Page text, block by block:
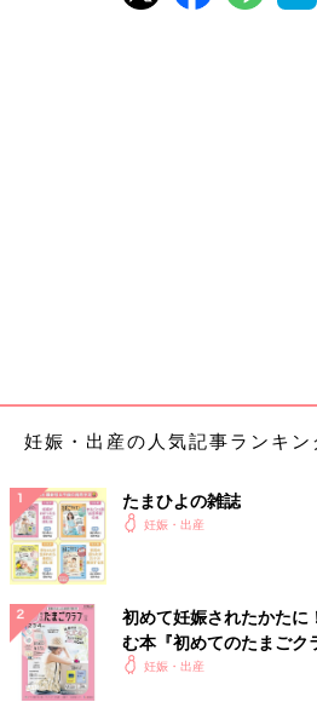
妊娠初期の超音波検査でわか
奇形、卵巣の腫れやトラブルなどがな
赤ちゃんの心拍
妊娠6～7週以降に、赤ちゃんの心拍を
点滅して見える赤ちゃんの心拍動は
だいにしっかり早くなっていきます。
確認できると妊娠経過は順調で、流産
せんが低くなります。
妊娠・出産の人気記事ランキン
たまひよの雑誌
妊娠・出産
初めて妊娠されたかたに
む本『初めてのたまごク
妊娠・出産